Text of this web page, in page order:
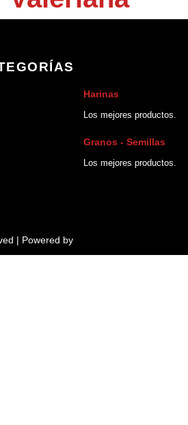
Harinas
Los mejores productos.
Granos - Semillas
Los mejores productos.
| Powered by